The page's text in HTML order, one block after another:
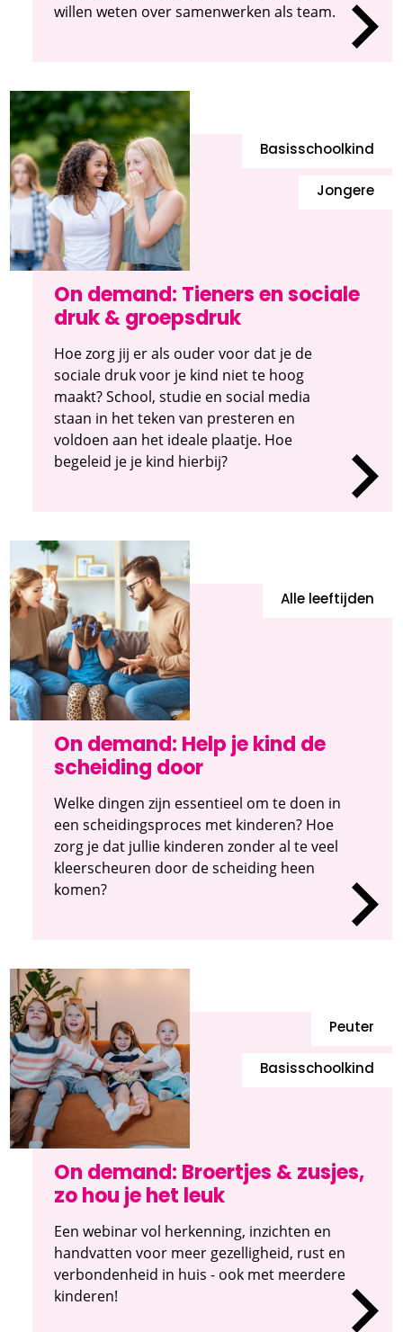
willen weten over samenwerken als team.
On demand: Tieners en sociale
druk & groepsdruk
Basisschoolkind
Jongere
Hoe zorg jij er als ouder voor dat je de
sociale druk voor je kind niet te hoog
maakt? School, studie en social media
staan in het teken van presteren en
voldoen aan het ideale plaatje. Hoe
begeleid je je kind hierbij?
On demand: Help je kind de
scheiding door
Alle leeftijden
Welke dingen zijn essentieel om te doen in
een scheidingsproces met kinderen? Hoe
zorg je dat jullie kinderen zonder al te veel
kleerscheuren door de scheiding heen
komen?
On demand: Broertjes & zusjes,
zo hou je het leuk
Peuter
Basisschoolkind
Een webinar vol herkenning, inzichten en
handvatten voor meer gezelligheid, rust en
verbondenheid in huis - ook met meerdere
kinderen!